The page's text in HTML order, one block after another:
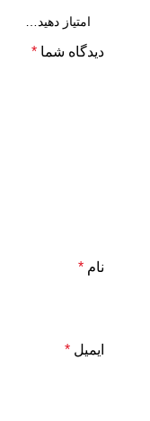
دیدگاه شما*
نام*
ایمیل*